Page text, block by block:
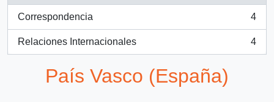
Correspondencia
, 4 resultados
4
Relaciones Internacionales
, 4 resultados
4
País Vasco (España)